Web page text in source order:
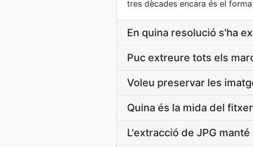
tres dècades encara és el
En quina resolució s'ha
Puc extreure tots els
Voleu preservar les
Quina és la mida del
L'extracció de JPG